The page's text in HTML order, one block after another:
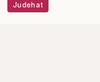
Judehat